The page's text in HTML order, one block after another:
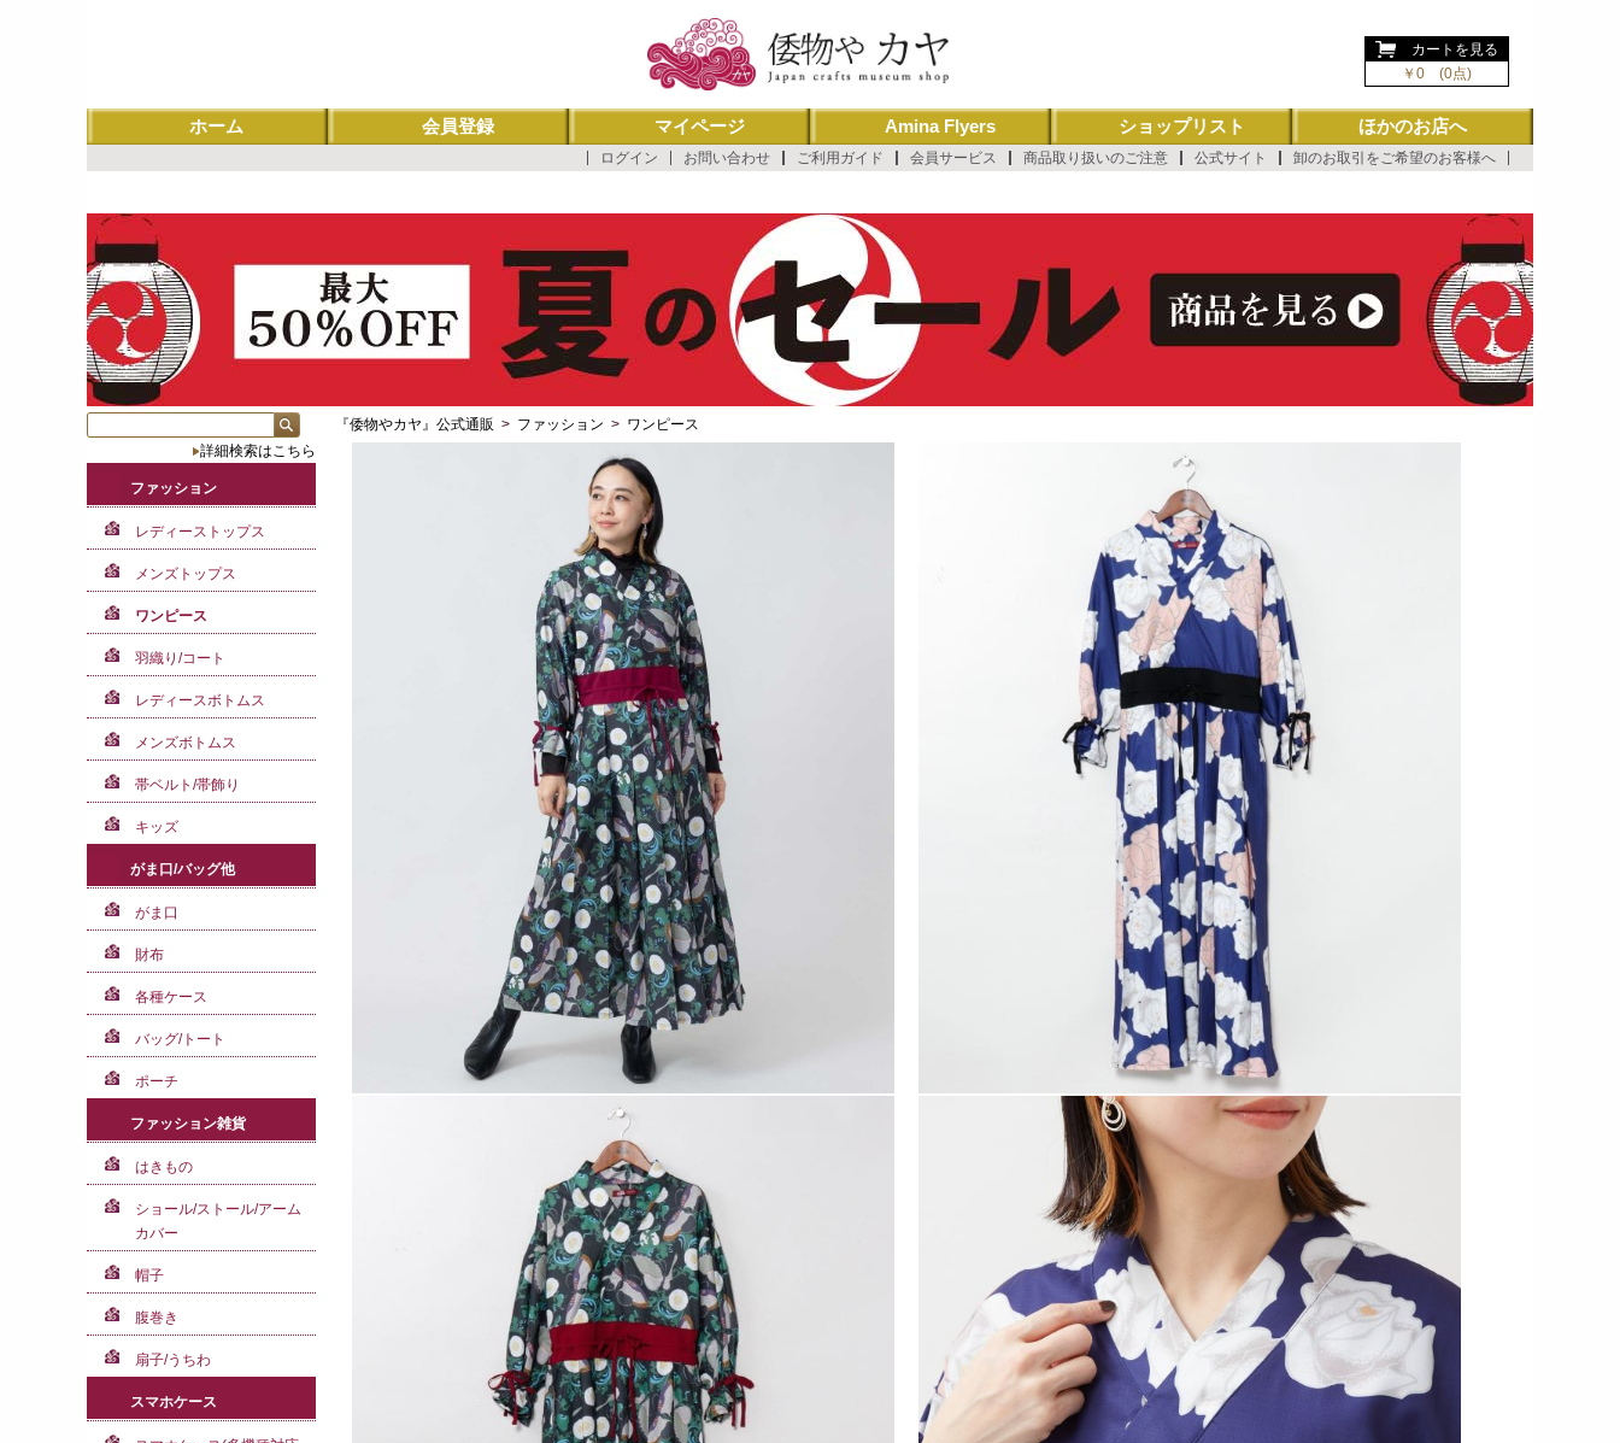
カートを見る
￥0 (0点)
ホーム 会員登録 マイページ Amina Flyers ショップリスト ほかのお店へ
卸のお取引をご希望のお客様へ
公式サイト
商品取り扱いのご注意
会員サービス
ご利用ガイド
お問い合わせ
ログイン
『倭物やカヤ』公式通販 > ファッション > ワンピース
詳細検索はこちら
ファッション
レディーストップス
メンズトップス
ワンピース
羽織り/コート
レディースボトムス
メンズボトムス
帯ベルト/帯飾り
キッズ
がま口/バッグ他
がま口
財布
各種ケース
バッグ/トート
ポーチ
ファッション雑貨
はきもの
ショール/ストール/アーム
カバー
帽子
腹巻き
扇子/うちわ
スマホケース